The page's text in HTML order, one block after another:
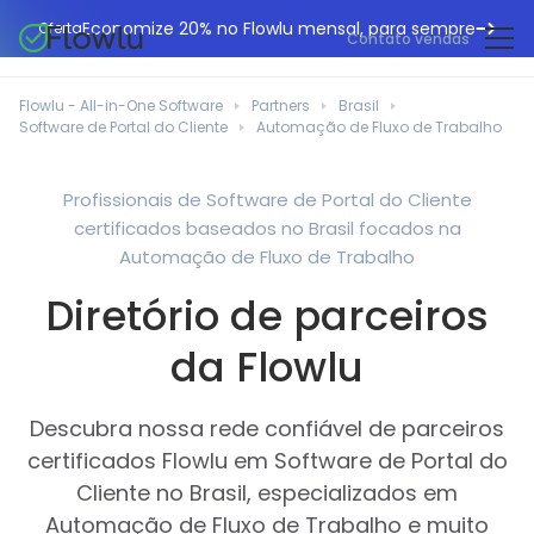
OfertaEconomize 20% no Flowlu mensal, para sempre
Contato vendas
Gestão de projetos
Faturação online
Automação do fluxo de trabalho
Ferramentas de colaboração
Gestão financeira
Base de conhecimento
Agências de marketing
Departamentos de TI
Consultores de negócios
Profissionais jurídicos
Empresas de fabrico
Pequenos negócios
Planeadores de eventos
Central de ajuda
Blogue Flowlu
Guias
Casos de utilização
Ferramentas gratuitas
Português
Flowlu - All-in-One Software Partners
Brasil
Software de Portal do Cliente
Automação de Fluxo de Trabalho
Profissionais de Software de Portal do Cliente
certificados baseados no Brasil focados na
Automação de Fluxo de Trabalho
Diretório de parceiros
da Flowlu
Descubra nossa rede confiável de parceiros
certificados Flowlu em Software de Portal do
Cliente no Brasil, especializados em
Automação de Fluxo de Trabalho e muito